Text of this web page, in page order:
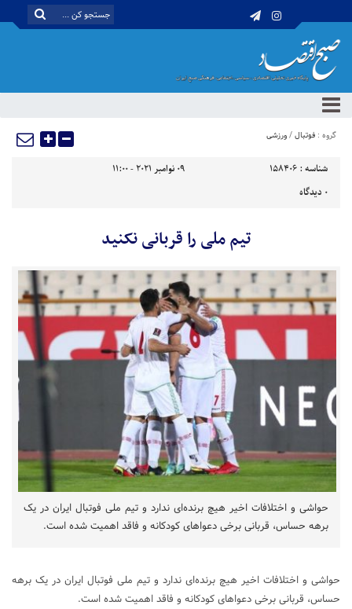
گروه : فوتبال/ورزشی
شناسه : 158406
09 نوامبر 2021 - 11:00
0 دیدگاه
تیم ملی را قربانی نکنید
حواشی و اختلافات اخیر هیچ برنده‌ای ندارد و تیم ملی فوتبال ایران در یک
برهه حساس، قربانی برخی دعواهای کودکانه و فاقد اهمیت شده است.
حواشی و اختلافات اخیر هیچ برنده‌ای ندارد و تیم ملی فوتبال ایران در یک برهه
حساس، قربانی برخی دعواهای کودکانه و فاقد اهمیت شده است.